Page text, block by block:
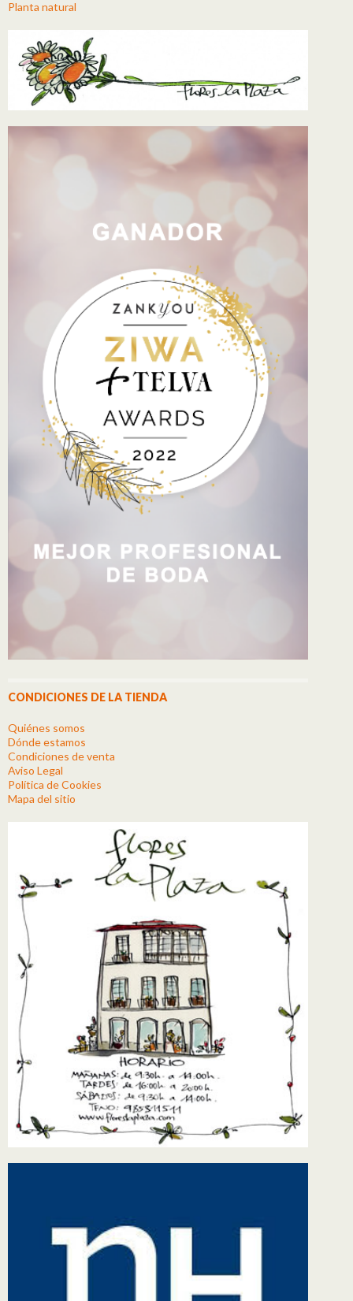
Planta natural
CONDICIONES DE LA TIENDA
Quiénes somos
Dónde estamos
Condiciones de venta
Aviso Legal
Política de Cookies
Mapa del sitio